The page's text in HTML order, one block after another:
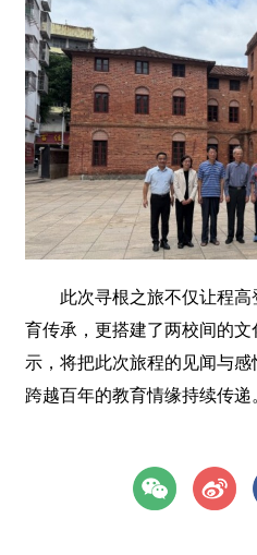
此次寻根之旅不仅让程
育传承，更搭建了两校间的
示，将把此次旅程的见闻与
跨越百年的教育情缘持续传递